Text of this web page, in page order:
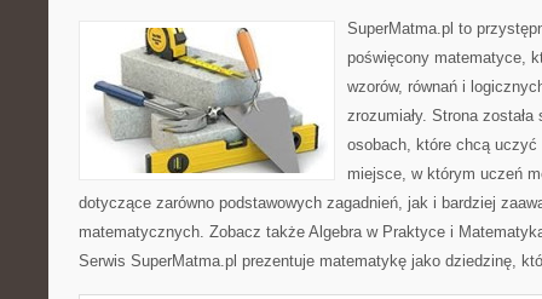
SuperMatma.pl to
poświęcony matematyce,
wzorów, równań i
zrozumiały. Strona
osobach, które chcą
miejsce, w którym uczeń
dotyczące zarówno podstawowych zagadnień, jak i bardziej
matematycznych. Zobacz także Algebra w Praktyce i
Serwis SuperMatma.pl prezentuje matematykę jako dziedzinę,